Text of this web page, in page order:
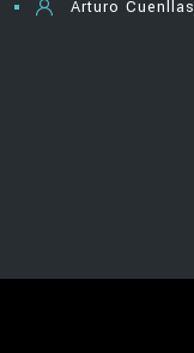
Arturo Cuenllas